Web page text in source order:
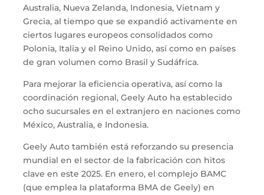
Australia, Nueva Zelanda, Indonesia, Vietnam y
Grecia, al tiempo que se expandió activamente en
ciertos lugares europeos consolidados como
Polonia, Italia y el Reino Unido, así como en países
de gran volumen como Brasil y Sudáfrica.
Para mejorar la eficiencia operativa, así como la
coordinación regional, Geely Auto ha establecido
ocho sucursales en el extranjero en naciones como
México, Australia, e Indonesia.
Geely Auto también está reforzando su presencia
mundial en el sector de la fabricación con hitos
clave en este 2025. En enero, el complejo BAMC
(que emplea la plataforma BMA de Geely) en